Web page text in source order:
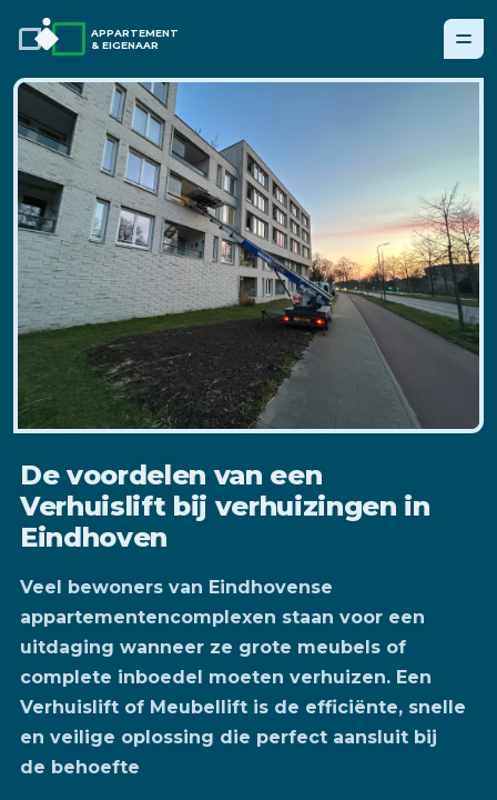
APPARTEMENT
& EIGENAAR
De voordelen van een
Verhuislift bij verhuizingen in
Eindhoven
Veel bewoners van Eindhovense
appartementencomplexen staan voor een
uitdaging wanneer ze grote meubels of
complete inboedel moeten verhuizen. Een
Verhuislift of Meubellift is de efficiënte, snelle
en veilige oplossing die perfect aansluit bij
de behoefte